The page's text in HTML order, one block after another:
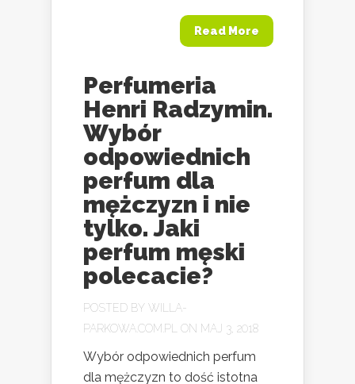
Read More
Perfumeria
Henri Radzymin.
Wybór
odpowiednich
perfum dla
mężczyzn i nie
tylko. Jaki
perfum męski
polecacie?
POSTED BY WILLA-
PARKOWA.COM.PL
ON MAJ 3, 2018
Wybór odpowiednich perfum
dla mężczyzn to dość istotna